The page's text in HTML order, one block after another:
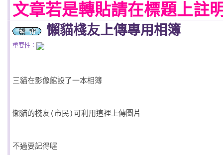
文章若是轉貼請在標題上註
懶貓棧友上傳專用相簿
重要性：